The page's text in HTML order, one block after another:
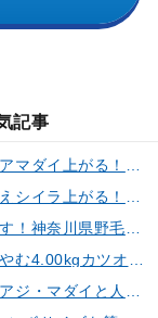
記事
【釣果速報】神奈川県五エム丸でカツオ・アマダイ上がる！イトヨリ・カサゴ・鬼カサゴなどゲストも多種多様！充実の釣行をお約束します！
【釣果速報】神奈川県丸伊丸でメーター超えシイラ上がる！夏の海のモンスターと勝負したいなら今すぐ予約を！
【釣果速報】フグのビッグウェーブ来てます！神奈川県野毛屋釣船店で38cmのショウサイフグGET！このチャンスを逃すな！
【釣果速報】神奈川県大松丸で誰もがうらやむ4.00kgカツオをキャッチ！あなたも乗船して青物三昧しませんか？
【釣果速報】千葉県春栄丸でイサキ・シマアジ・マダイと人気魚種続々ゲット！いろいろな魚との出会いを楽しみたい人は即予約を！